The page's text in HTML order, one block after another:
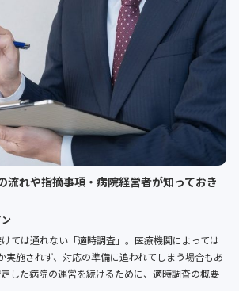
流れや指摘事項・病院経営者が知っておき
ては通れない「適時調査」。医療機関によっては
実施されず、対応の準備に追われてしまう場合もあ
した病院の運営を続けるために、適時調査の概要